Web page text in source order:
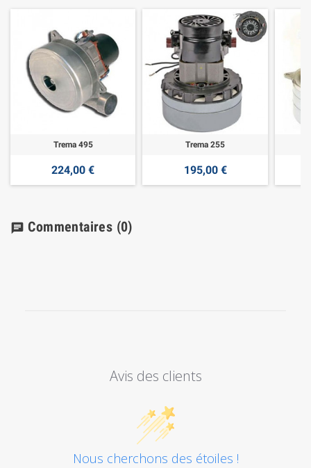
Trema 495
224,00 €
Trema 255
195,00 €
chat Commentaires (0)
Avis des clients
Nous cherchons des étoiles !